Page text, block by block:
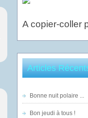
A copier-coller
Articles
Bonne nuit polaire ...
Bon jeudi à tous !